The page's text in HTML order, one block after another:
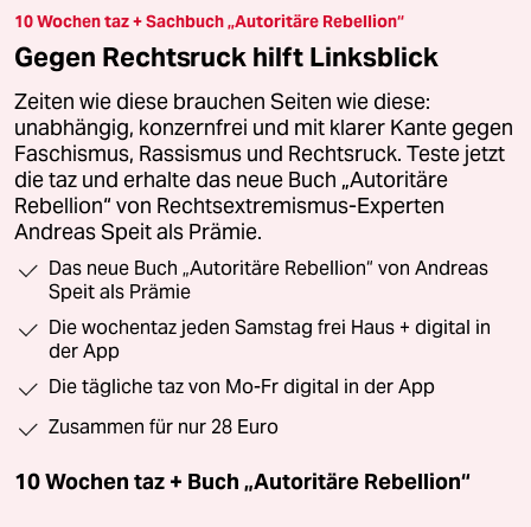
10 Wochen taz + Sachbuch „Autoritäre Rebellion“
Gegen Rechtsruck hilft Linksblick
Zeiten wie diese brauchen Seiten wie diese:
unabhängig, konzernfrei und mit klarer Kante gegen
Faschismus, Rassismus und Rechtsruck. Teste jetzt
die taz und erhalte das neue Buch „Autoritäre
Rebellion“ von Rechtsextremismus-Experten
Andreas Speit als Prämie.
Das neue Buch „Autoritäre Rebellion“ von Andreas
Speit als Prämie
Die wochentaz jeden Samstag frei Haus + digital in
der App
Die tägliche taz von Mo-Fr digital in der App
Zusammen für nur 28 Euro
10 Wochen taz + Buch „Autoritäre Rebellion“